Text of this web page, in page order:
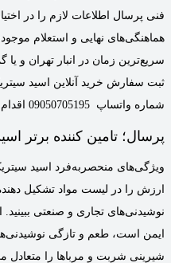
فنی پرسال اطلاعات لازم را در
هماهنگی‌های نهایی و استعلام
سریع‌ترین زمان در انبار تهران و
ثبت سفارش خرید آنلاین اسید
شماره واتساپ 09050705195 اقدام نمایید.
پرسال؛ تامین کننده برتر
ویژگی‌های منحصربه‌فرد اسید
ارزش را در لیست مواد تشکیل
نوشیدنی‌های تجاری و صنعتی
ایمن است، طعم و تازگی
شیرینی شربت و مرباها را